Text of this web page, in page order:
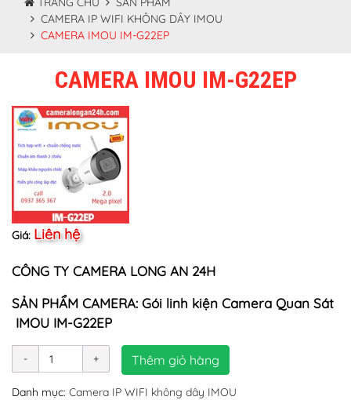
CAMERA IP WIFI KHÔNG DÂY IMOU
CAMERA IMOU IM-G22EP
CAMERA IMOU IM-G22EP
Giá: Liên hệ
CÔNG TY CAMERA LONG AN 24H
SẢN PHẨM CAMERA: Gói linh kiện Camera Quan Sát
IMOU IM-G22EP
Thêm giỏ hàng
Danh mục: Camera IP WIFI không dây IMOU